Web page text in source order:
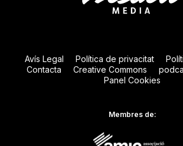
Avís Legal Política de privacitat
Contacta
Creative Commons
Panel Cookies
Membres de: